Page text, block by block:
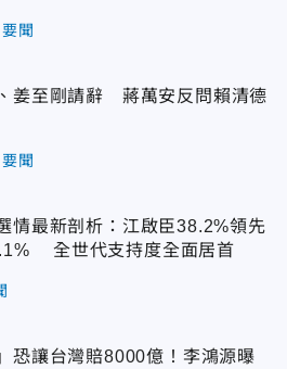
要聞
姜至剛請辭 蔣萬安反問賴清德
要聞
情最新剖析：江啟臣38.2%領先
全世代支持度全面居首
恐讓台灣賠8000億！李鴻源曝